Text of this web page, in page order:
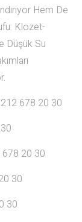
Hem De
Klozet-
Düşük Su
678 20 30
20 30
30
30